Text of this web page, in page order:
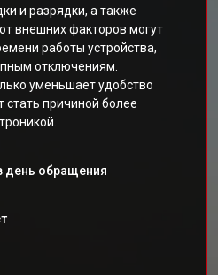
и разрядки, а также
внешних факторов могут
работы устройства,
отключениям.
уменьшает удобство
стать причиной более
день обращения